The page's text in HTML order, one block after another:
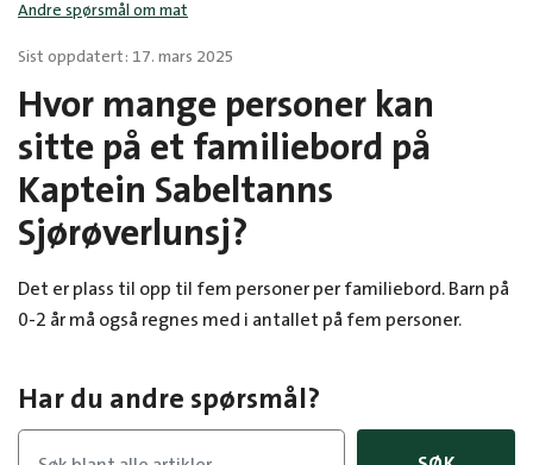
Andre spørsmål om mat
Sist oppdatert: 17. mars 2025
Hvor mange personer kan
sitte på et familiebord på
Kaptein Sabeltanns
Sjørøverlunsj?
Det er plass til opp til fem personer per familiebord. Barn på
0-2 år må også regnes med i antallet på fem personer.
Har du andre spørsmål?